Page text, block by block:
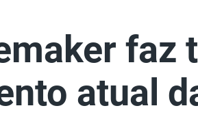
faz
atual